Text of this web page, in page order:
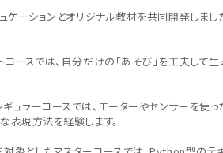
ーションとオリジナル教材を共同開発しまし
ースでは、自分だけの「あそび」を工夫して生
ュラーコースでは、モーターやセンサーを使
表現方法を経験します。